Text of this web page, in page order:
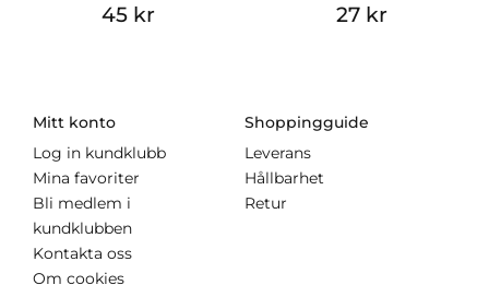
45 kr 27 kr
Mitt konto
Log in kundklubb
Mina favoriter
Bli medlem i
kundklubben
Kontakta oss
Om cookies
Shoppingguide
Leverans
Hållbarhet
Retur